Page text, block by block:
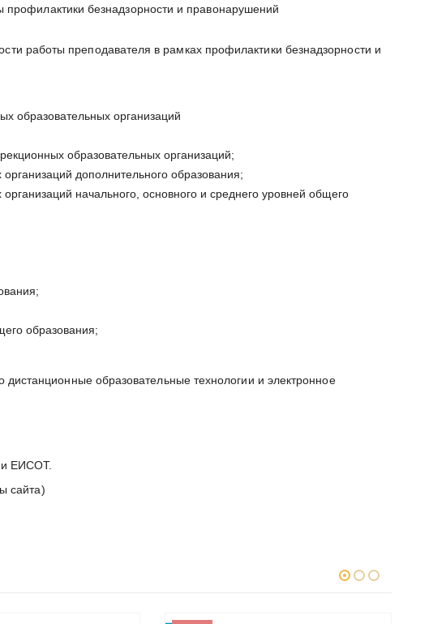
безнадзорности и правонарушений
работы преподавателя в рамках профилактики безнадзорности и
образовательных организаций
образовательных организаций;
дополнительного образования;
начального, основного и среднего уровней общего
образования;
образовательные технологии и электронное
и ЕИСОТ.
сайта)